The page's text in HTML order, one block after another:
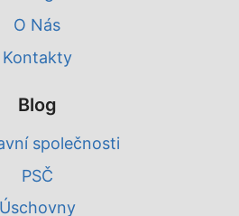
O Nás
Kontakty
Blog
společnosti
PSČ
Úschovny